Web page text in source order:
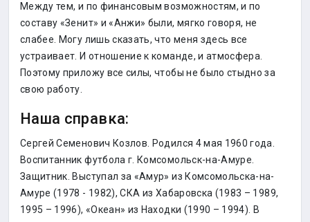
Между тем, и по финансовым возможностям, и по
составу «Зенит» и «Анжи» были, мягко говоря, не
слабее. Могу лишь сказать, что меня здесь все
устраивает. И отношение к команде, и атмосфера.
Поэтому приложу все силы, чтобы не было стыдно за
свою работу.
Наша справка:
Сергей Семенович Козлов. Родился 4 мая 1960 года.
Воспитанник футбола г. Комсомольск-на-Амуре.
Защитник. Выступал за «Амур» из Комсомольска-на-
Амуре (1978 - 1982), СКА из Хабаровска (1983 – 1989,
1995 – 1996), «Океан» из Находки (1990 – 1994). В